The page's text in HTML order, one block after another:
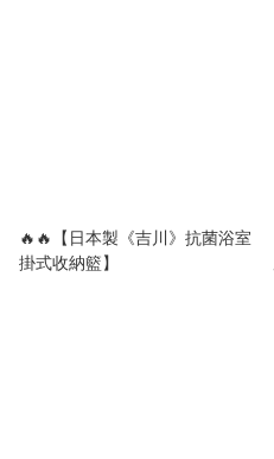
🔥🔥【日本製《吉川》抗菌浴室
掛式收納籃】